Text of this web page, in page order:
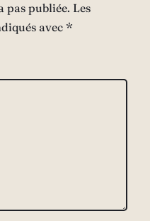
pas publiée. Les
avec *